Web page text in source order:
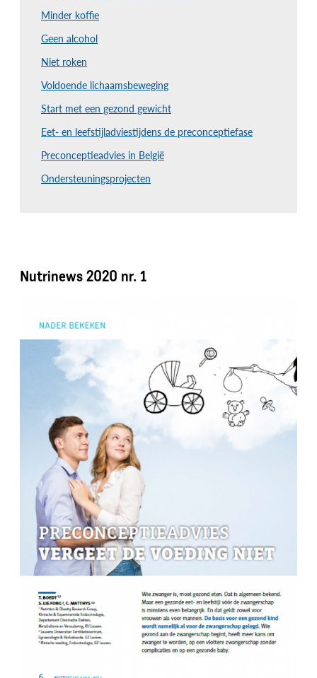
Minder koffie
Geen alcohol
Niet roken
Voldoende lichaamsbeweging
Start met een gezond gewicht
Eet- en leefstijladviestijdens de preconceptiefase
Preconceptieadvies in België
Ondersteuningsprojecten
Nutrinews 2020 nr. 1